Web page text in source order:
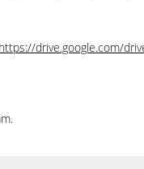
https://drive.google.com/